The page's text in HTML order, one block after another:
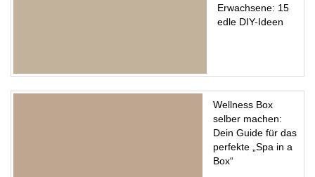
Erwachsene: 15
edle DIY-Ideen
Wellness Box
selber machen:
Dein Guide für das
perfekte „Spa in a
Box“